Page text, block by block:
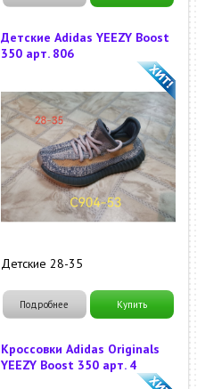
Детские Adidas YEEZY Boost
350 арт. 806
Детские 28-35
Подробнее Купить
Кроссовки Adidas Originals
YEEZY Boost 350 арт. 4